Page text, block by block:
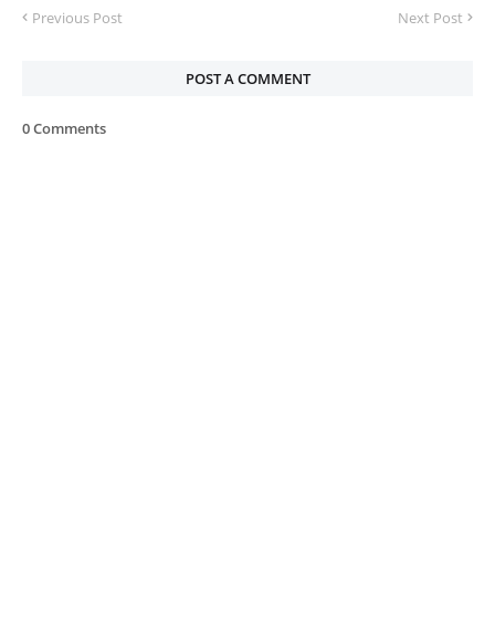
Previous Post Next Post
POST A COMMENT
0 Comments